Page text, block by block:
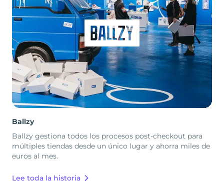
Ballzy
Ballzy gestiona todos los procesos post-checkout para
múltiples tiendas desde un único lugar y ahorra miles de
euros al mes.
Lee toda la historia